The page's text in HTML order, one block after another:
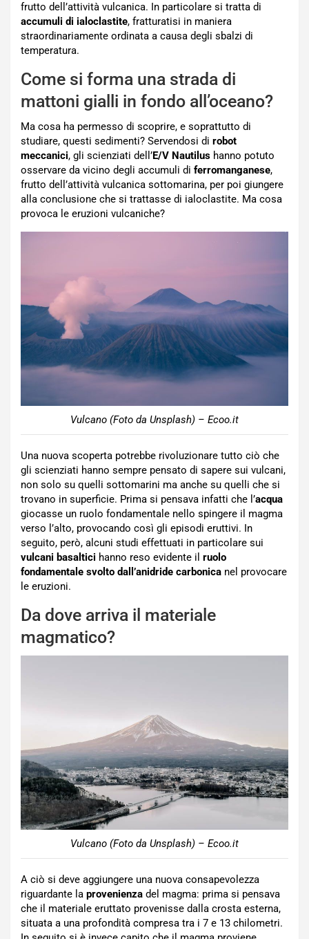
frutto dell’attività vulcanica. In particolare si tratta di
accumuli di ialoclastite, fratturatisi in maniera
straordinariamente ordinata a causa degli sbalzi di
temperatura.
Come si forma una strada di
mattoni gialli in fondo all’oceano?
Ma cosa ha permesso di scoprire, e soprattutto di
studiare, questi sedimenti? Servendosi di robot
meccanici, gli scienziati dell’E/V Nautilus hanno potuto
osservare da vicino degli accumuli di ferromanganese,
frutto dell’attività vulcanica sottomarina, per poi giungere
alla conclusione che si trattasse di ialoclastite. Ma cosa
provoca le eruzioni vulcaniche?
Vulcano (Foto da Unsplash) – Ecoo.it
Una nuova scoperta potrebbe rivoluzionare tutto ciò che
gli scienziati hanno sempre pensato di sapere sui vulcani,
non solo su quelli sottomarini ma anche su quelli che si
trovano in superficie. Prima si pensava infatti che l’acqua
giocasse un ruolo fondamentale nello spingere il magma
verso l’alto, provocando così gli episodi eruttivi. In
seguito, però, alcuni studi effettuati in particolare sui
vulcani basaltici hanno reso evidente il ruolo
fondamentale svolto dall’anidride carbonica nel provocare
le eruzioni.
Da dove arriva il materiale
magmatico?
Vulcano (Foto da Unsplash) – Ecoo.it
A ciò si deve aggiungere una nuova consapevolezza
riguardante la provenienza del magma: prima si pensava
che il materiale eruttato provenisse dalla crosta esterna,
situata a una profondità compresa tra i 7 e 13 chilometri.